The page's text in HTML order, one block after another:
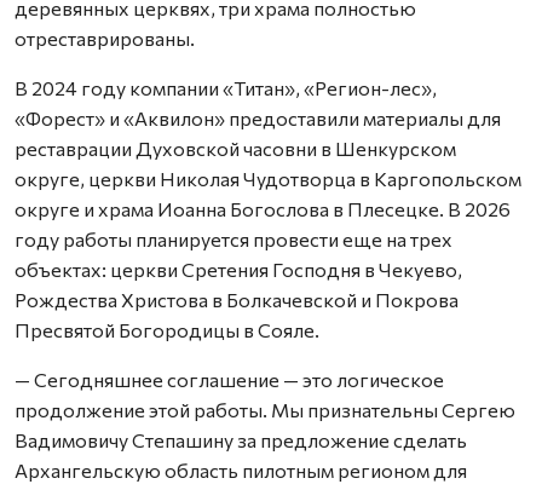
деревянных церквях, три храма полностью
отреставрированы.
В 2024 году компании «Титан», «Регион-лес»,
«Форест» и «Аквилон» предоставили материалы для
реставрации Духовской часовни в Шенкурском
округе, церкви Николая Чудотворца в Каргопольском
округе и храма Иоанна Богослова в Плесецке. В 2026
году работы планируется провести еще на трех
объектах: церкви Сретения Господня в Чекуево,
Рождества Христова в Болкачевской и Покрова
Пресвятой Богородицы в Сояле.
— Сегодняшнее соглашение — это логическое
продолжение этой работы. Мы признательны Сергею
Вадимовичу Степашину за предложение сделать
Архангельскую область пилотным регионом для